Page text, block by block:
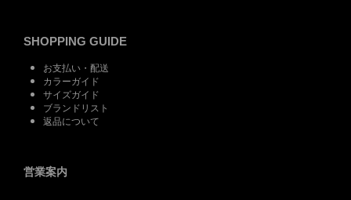
SHOPPING GUIDE
お支払い・配送
カラーガイド
サイズガイド
ブランドリスト
返品について
営業案内